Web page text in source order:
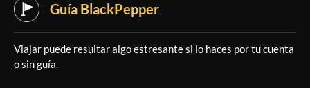
Guía BlackPepper
Viajar puede resultar algo estresante si lo haces por tu cuenta
o sin guía.